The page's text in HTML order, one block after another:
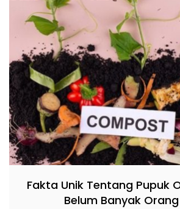
Fakta Unik Tentang Pupuk
Belum Banyak